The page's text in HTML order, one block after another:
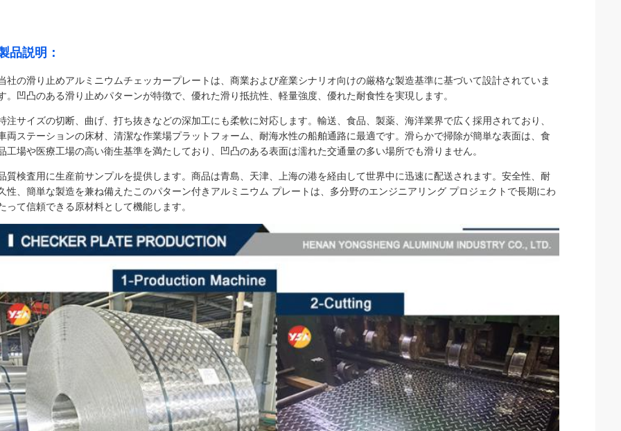
品説明：
社の滑り止めアルミニウムチェッカープレートは、商業および産業シナリオ向けの厳格な製造基準に基づいて設計されていま
。凹凸のある滑り止めパターンが特徴で、優れた滑り抵抗性、軽量強度、優れた耐食性を実現します。
注サイズの切断、曲げ、打ち抜きなどの深加工にも柔軟に対応します。輸送、食品、製薬、海洋業界で広く採用されており、
両ステーションの床材、清潔な作業場プラットフォーム、耐海水性の船舶通路に最適です。滑らかで掃除が簡単な表面は、食
工場や医療工場の高い衛生基準を満たしており、凹凸のある表面は濡れた交通量の多い場所でも滑りません。
質検査用に生産前サンプルを提供します。商品は青島、天津、上海の港を経由して世界中に迅速に配送されます。安全性、耐
性、簡単な製造を兼ね備えたこのパターン付きアルミニウム プレートは、多分野のエンジニアリング プロジェクトで長期にわ
って信頼できる原材料として機能します。